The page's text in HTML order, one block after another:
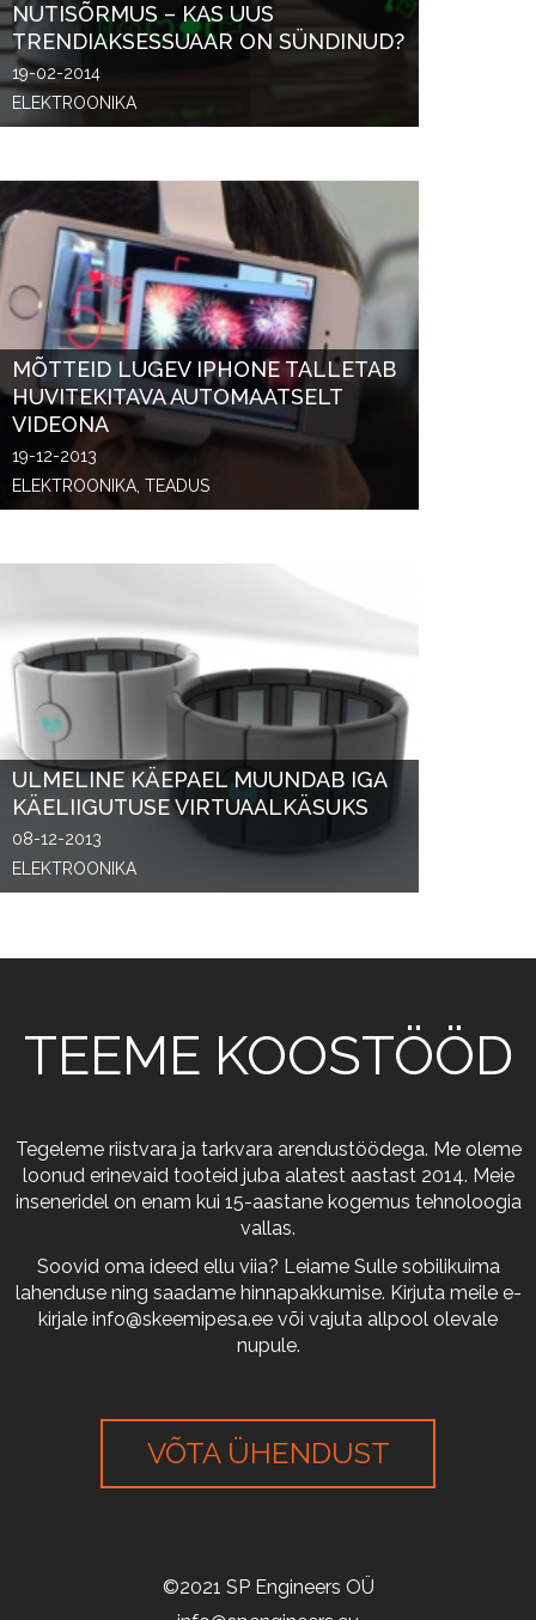
NUTISÕRMUS – KAS UUS
TRENDIAKSESSUAAR ON SÜNDINUD?
19-02-2014
ELEKTROONIKA
MÕTTEID LUGEV IPHONE TALLETAB
HUVITEKITAVA AUTOMAATSELT
VIDEONA
19-12-2013
ELEKTROONIKA, TEADUS
ULMELINE KÄEPAEL MUUNDAB IGA
KÄELIIGUTUSE VIRTUAALKÄSUKS
08-12-2013
ELEKTROONIKA
TEEME KOOSTÖÖD
Tegeleme riistvara ja tarkvara arendustöödega. Me oleme
loonud erinevaid tooteid juba alatest aastast 2014. Meie
inseneridel on enam kui 15-aastane kogemus tehnoloogia
vallas.
Soovid oma ideed ellu viia? Leiame Sulle sobilikuima
lahenduse ning saadame hinnapakkumise. Kirjuta meile e-
kirjale info@skeemipesa.ee või vajuta allpool olevale
nupule.
VÕTA ÜHENDUST
©2021 SP Engineers OÜ